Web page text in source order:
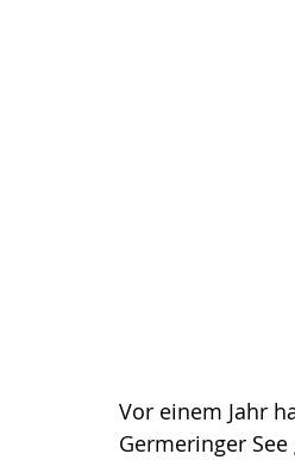
Vor einem Jahr
Germeringer